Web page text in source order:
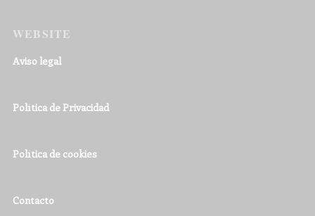
WEBSITE
Aviso legal
Política de Privacidad
Política de cookies
Contacto